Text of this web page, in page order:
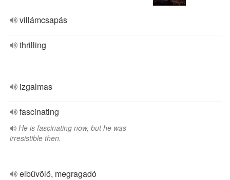
villámcsapás
thrilling
izgalmas
fascinating
He is fascinating now, but he was
irresistible then.
elbűvölő, megragadó